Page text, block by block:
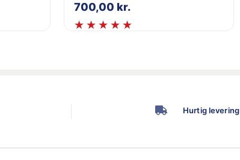
700,00 kr.
Hurtig levering